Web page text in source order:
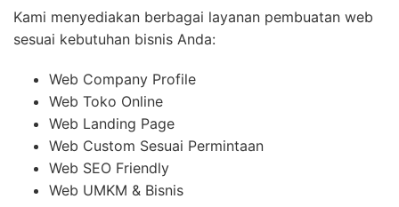
Kami menyediakan berbagai layanan pembuatan web
sesuai kebutuhan bisnis Anda:
Web Company Profile
Web Toko Online
Web Landing Page
Web Custom Sesuai Permintaan
Web SEO Friendly
Web UMKM & Bisnis